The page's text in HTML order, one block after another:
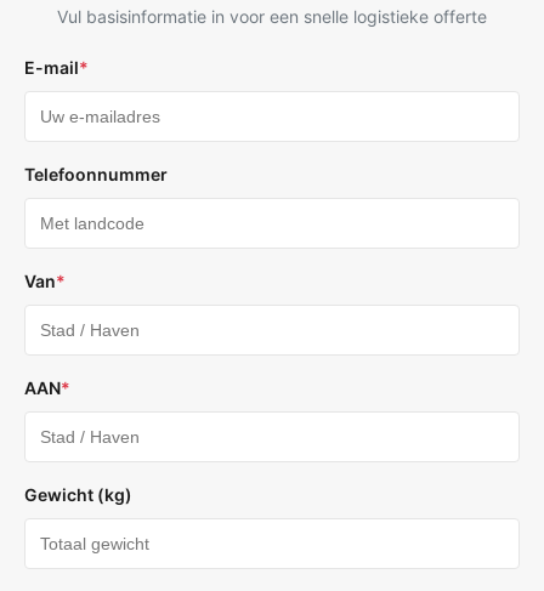
Vul basisinformatie in voor een snelle logistieke offerte
E-mail*
Telefoonnummer
Van*
AAN*
Gewicht (kg)